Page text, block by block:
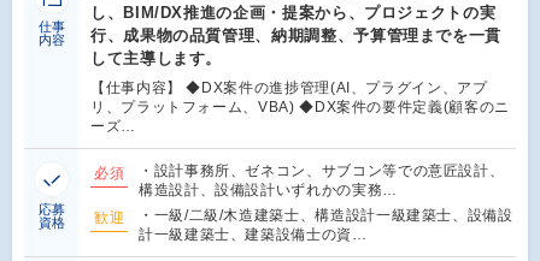
仕事
内容
し、BIM/DX推進の企画・提案から、プロジェクトの実
行、成果物の品質管理、納期調整、予算管理までを一貫
して主導します。
【仕事内容】 ◆DX案件の進捗管理(AI、プラグイン、アプ
リ、プラットフォーム、VBA) ◆DX案件の要件定義(顧客のニ
ーズ…
応募
資格
必須
・設計事務所、ゼネコン、サブコン等での意匠設計、
構造設計、設備設計いずれかの実務…
歓迎
・一級/二級/木造建築士、構造設計一級建築士、設備設
計一級建築士、建築設備士の資…